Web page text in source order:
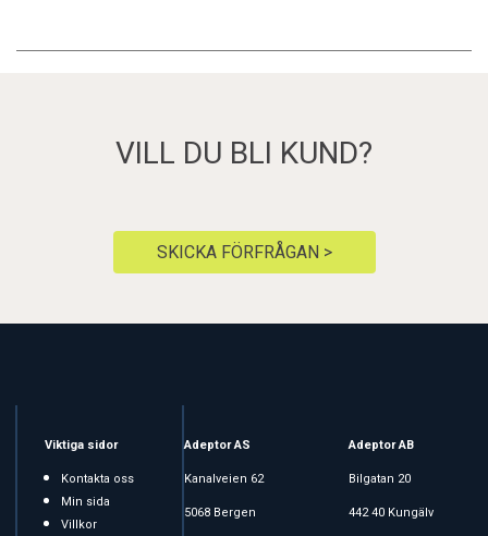
VILL DU BLI KUND?
SKICKA FÖRFRÅGAN >
Viktiga sidor
Kontakta oss
Min sida
Villkor
Adeptor AS
Kanalveien 62
5068 Bergen
Adeptor AB
Bilgatan 20
442 40 Kungälv